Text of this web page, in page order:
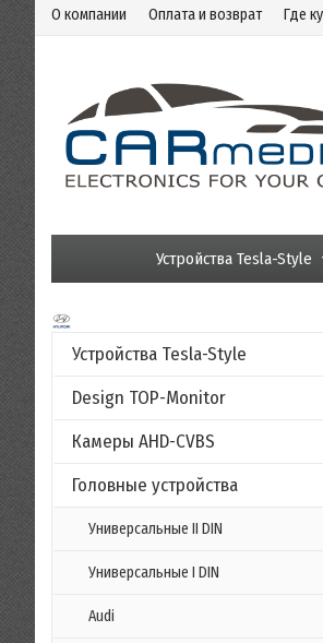
О компании Оплата и возврат Где
Устройства Tesla-Style
Устройства Tesla-Style
Design TOP-Monitor
Камеры AHD-CVBS
Головные устройства
Универсальные II DIN
Универсальные I DIN
Audi